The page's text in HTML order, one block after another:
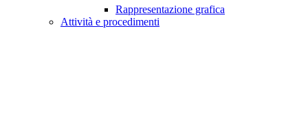
Rappresentazione grafica
Attività e procedimenti